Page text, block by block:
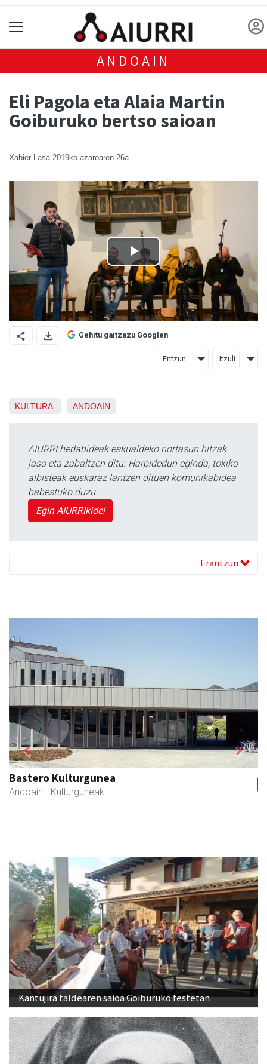
ANDOAIN
Eli Pagola eta Alaia Martin
Goiburuko bertso saioan
Xabier Lasa 2019ko azaroaren 26a
Gehitu gaitzazu Googlen
Entzun Itzuli
KULTURA ANDOAIN
AIURRI hedabideak eskualdeko nortasun hitzak
jaso eta zabaltzen ditu. Harpidedun eginda, tokiko
albisteak euskaraz lantzen dituen komunikabidea
babestuko duzu.
Egin AIURRIkide!
Erantzun
Leizaran Institutua
Andoain - Hezkuntza
Previous Next
Kantujira taldearen saioa Goiburuko festetan